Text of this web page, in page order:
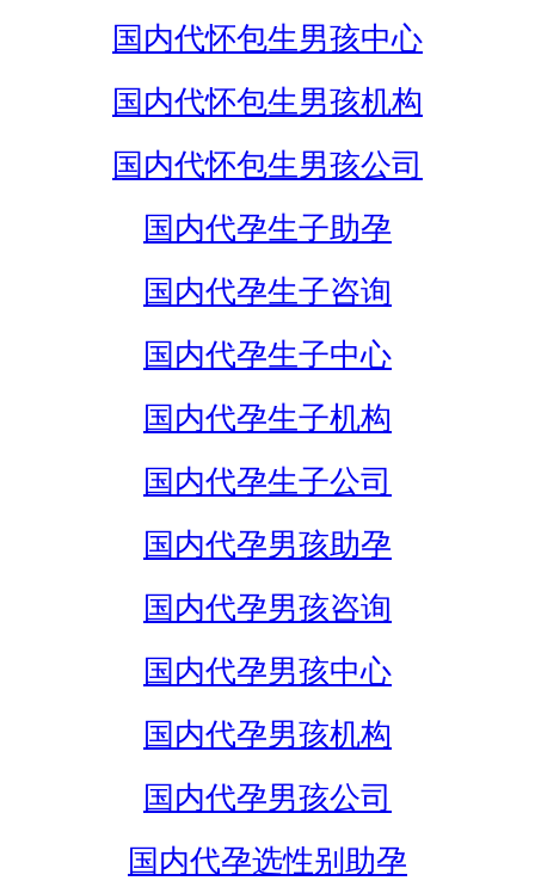
国内代怀包生男孩中心
国内代怀包生男孩机构
国内代怀包生男孩公司
国内代孕生子助孕
国内代孕生子咨询
国内代孕生子中心
国内代孕生子机构
国内代孕生子公司
国内代孕男孩助孕
国内代孕男孩咨询
国内代孕男孩中心
国内代孕男孩机构
国内代孕男孩公司
国内代孕选性别助孕